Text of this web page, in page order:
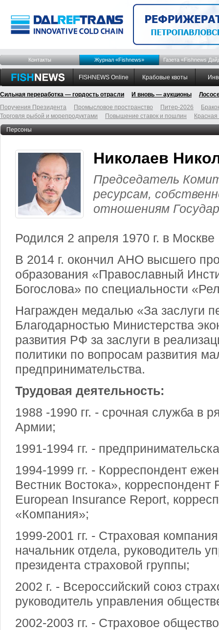
Контакты Журнал «Fishnews» Газета «Fishnews
FISHNEWS Online Крабовые квоты
Сильная переработка — гордость отрасли И вновь — аукционы
Поручения Президента
Промысловое пространство Питер-2026
Торговля рыбой и морепродуктами
Повышение ставок и пошлин
Персоны
Николаев
Председатель
ресурсам,
отношениям
Родился 2 апреля 1970 г. в Москве
В 2014 г. окончил АНО высшего
образования «Православный
Богослова» по специальности
Награжден медалью «За заслуги
Благодарностью Министерства
развития РФ за заслуги в
политики по вопросам развития
предпринимательства.
Трудовая деятельность:
1988 -1990 гг. - срочная служба в
Армии;
1991-1994 гг. -
1994-1999 гг. - Корреспондент
Вестник Востока», корреспондент
European Insurance Report,
«Компания»;
1999-2001 гг. - Страховая
начальник отдела, руководитель
президента страховой группы;
2002 г. - Всероссийский союз
руководитель управления
2002-2003 гг. - Страховое